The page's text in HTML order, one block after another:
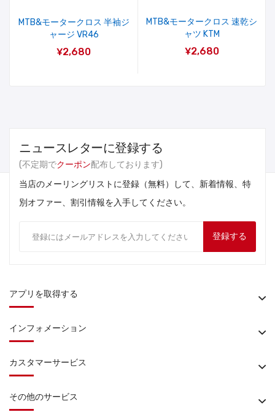
MTB&モータークロス 半袖ジ
ャージ VR46
¥2,680
MTB&モータークロス 速乾シ
ャツ KTM
¥2,680
ニュースレターに登録する
(不定期でクーポン配布しております)
当店のメーリングリストに登録（無料）して、新着情報、特
別オファー、割引情報を入手してください。
登録する
アプリを取得する
インフォメーション
カスタマーサービス
その他のサービス